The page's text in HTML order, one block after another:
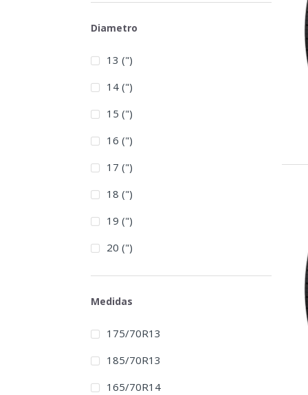
Diametro
13 (")
14 (")
15 (")
16 (")
17 (")
18 (")
19 (")
20 (")
Medidas
175/70R13
185/70R13
165/70R14